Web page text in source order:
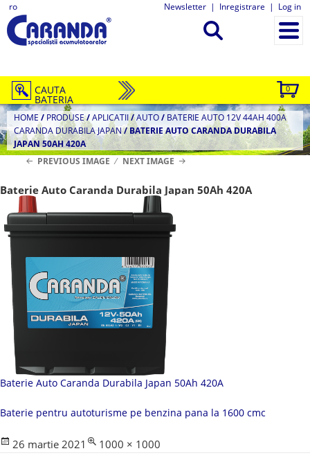
ro Newsletter | Inregistrare | Log in
0
CAUTA
BATERIA
HOME / PRODUSE/APLICATII/AUTO/ BATERIE AUTO 12V 44AH 400A
CARANDA DURABILA JAPAN/BATERIE AUTO CARANDA DURABILA
JAPAN 50AH 420A
PREVIOUS IMAGE
NEXT IMAGE
Baterie Auto Caranda Durabila Japan 50Ah 420A
Baterie Auto Caranda Durabila Japan 50Ah 420A
Baterie pentru autoturisme pe benzina pana la 1600 cmc
Posted
26 martie 2021
Full
1000 × 1000